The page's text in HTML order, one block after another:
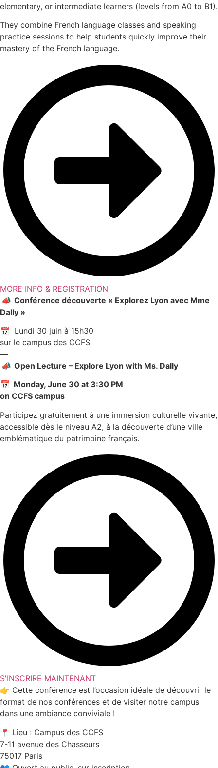
elementary, or intermediate learners (levels from A0 to B1).
They combine French language classes and speaking
practice sessions to help students quickly improve their
mastery of the French language.
MORE INFO & REGISTRATION
📣 Conférence découverte « Explorez Lyon avec Mme
Dally »
📅 Lundi 30 juin à 15h30
sur le campus des CCFS
—
📣 Open Lecture – Explore Lyon with Ms. Dally
📅 Monday, June 30 at 3:30 PM
on CCFS campus
Participez gratuitement à une immersion culturelle vivante,
accessible dès le niveau A2, à la découverte d’une ville
emblématique du patrimoine français.
S'INSCRIRE MAINTENANT
👉 Cette conférence est l’occasion idéale de découvrir le
format de nos conférences et de visiter notre campus
dans une ambiance conviviale !
📍 Lieu : Campus des CCFS
7-11 avenue des Chasseurs
75017 Paris